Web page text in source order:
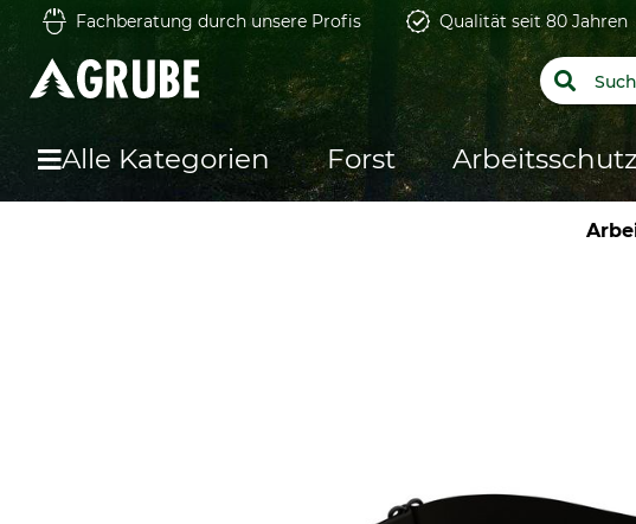
Fachberatung durch unsere Profis Qualität seit 80 Jahren
Alle Kategorien Forst Arbeitsschutz